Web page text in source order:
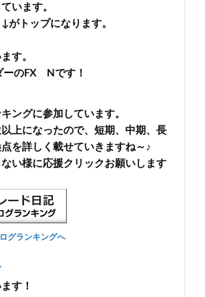
います。
がトップになります。
す。
ーのFX Nです！
ングに参加しています。
上になったので、短期、中期、長
を詳しく載せていきますね～♪
い様に応援クリックお願いします
グランキングへ
す！